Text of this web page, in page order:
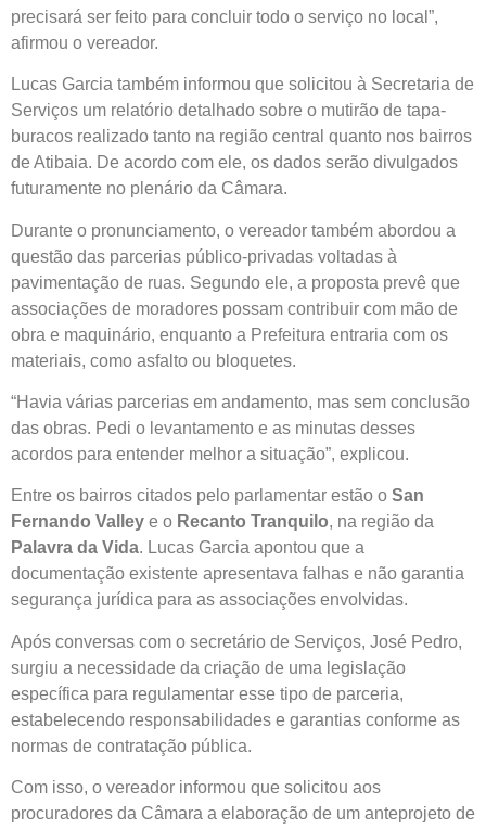
precisará ser feito para concluir todo o serviço no local”,
afirmou o vereador.
Lucas Garcia também informou que solicitou à Secretaria de
Serviços um relatório detalhado sobre o mutirão de tapa-
buracos realizado tanto na região central quanto nos bairros
de Atibaia. De acordo com ele, os dados serão divulgados
futuramente no plenário da Câmara.
Durante o pronunciamento, o vereador também abordou a
questão das parcerias público-privadas voltadas à
pavimentação de ruas. Segundo ele, a proposta prevê que
associações de moradores possam contribuir com mão de
obra e maquinário, enquanto a Prefeitura entraria com os
materiais, como asfalto ou bloquetes.
“Havia várias parcerias em andamento, mas sem conclusão
das obras. Pedi o levantamento e as minutas desses
acordos para entender melhor a situação”, explicou.
Entre os bairros citados pelo parlamentar estão o San
Fernando Valley e o Recanto Tranquilo, na região da
Palavra da Vida. Lucas Garcia apontou que a
documentação existente apresentava falhas e não garantia
segurança jurídica para as associações envolvidas.
Após conversas com o secretário de Serviços, José Pedro,
surgiu a necessidade da criação de uma legislação
específica para regulamentar esse tipo de parceria,
estabelecendo responsabilidades e garantias conforme as
normas de contratação pública.
Com isso, o vereador informou que solicitou aos
procuradores da Câmara a elaboração de um anteprojeto de